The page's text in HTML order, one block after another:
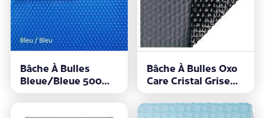
Bâche À Bulles
Bleue/bleue 500
Microns
Bâche À Bulles Oxo
Care Cristal Grise
500 Microns